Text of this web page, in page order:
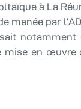
à La
par
mise en